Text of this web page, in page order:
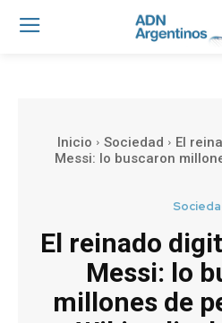
Inicio Sociedad
El
Messi: lo buscaron
El reinado
Messi: lo
millones de